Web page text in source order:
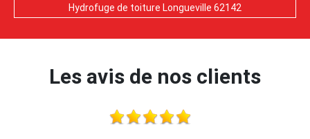
Hydrofuge de toiture Longueville 62142
Les avis de nos clients